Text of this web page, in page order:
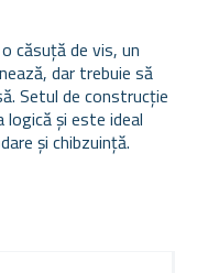
căsuță de vis, un
dar trebuie să
Setul de construcție
și este ideal
și chibzuință.